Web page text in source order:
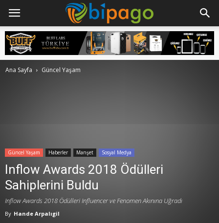
Ana Sayfa Güncel Yaşam
Güncel Yaşam Haberler Manşet Sosyal Medya
Inflow Awards 2018 Ödülleri
Sahiplerini Buldu
Inflow Awards 2018 Ödülleri Influencer ve Fenomen Akınına Uğradı
By Hande Arpalıgil